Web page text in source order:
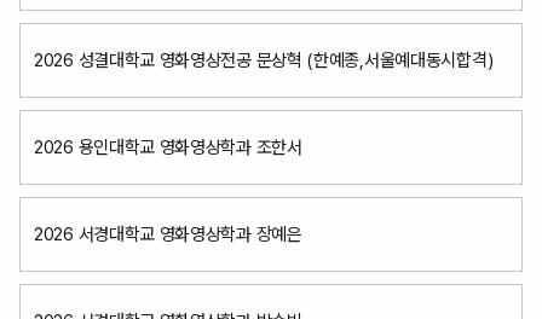
2026 성결대학교 영화영상전공 문상혁 (한예종,서울예대동시합격)
2026 용인대학교 영화영상학과 조한서
2026 서경대학교 영화영상학과 장예은